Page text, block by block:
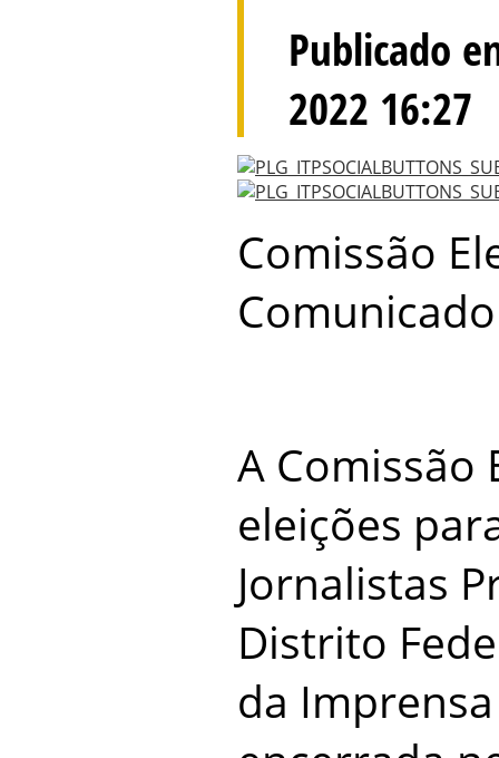
Publicado
2022 16:27
Comissão
A Comissão
eleições
Jornalistas
Distrito
da